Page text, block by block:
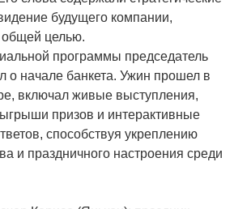
будущего компании,
общей целью.
программы председатель
о начале банкета. Ужин прошел в
включал живые выступления,
призов и интерактивные
способствуя укреплению
и праздничного настроения среди